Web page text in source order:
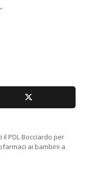
PDL Bocciardo per
ai bambini a